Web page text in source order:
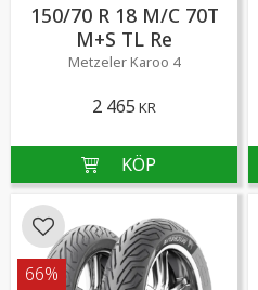
150/70 R 18 M/C 70T
M+S TL Re
Metzeler Karoo 4
2 465 KR
66%
Lägg till i favoriter